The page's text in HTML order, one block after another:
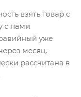
взять товар с
с нами
уже
месяц.
рассчитана в